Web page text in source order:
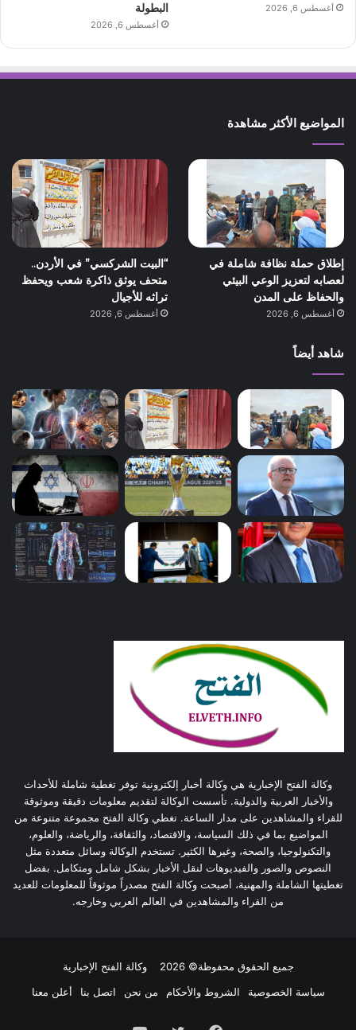
أغسطس 6, 2026
البطولة
أغسطس 6, 2026
المواضيع الأكثر مشاهدة
إطلاق حملة نظافة شاملة في
لعصابه لتعزيز الوعي البيئي
والحفاظ على المدن
أغسطس 6, 2026
“البيت الشركسي” في الأردن..
متحف يوثق ذاكرة شعب ويحفظ
تراثه للأجيال
أغسطس 6, 2026
شاهد أيضاً
وكالة الفتح الإخبارية هي وكالة أخبار إلكترونية توفر تغطية شاملة للأحداث
والأخبار العربية والدولية. تأسست الوكالة لتقديم معلومات دقيقة وموثوقة
للقراء والمشاهدين على مدار الساعة. تغطي وكالة الفتح مجموعة متنوعة من
المواضيع بما في ذلك السياسة، والاقتصاد، والثقافة، والرياضة، والعلوم،
والتكنولوجيا، والصحة، وغيرها الكثير. تستخدم الوكالة وسائل متعددة مثل
النصوص والصور والفيديوهات لنقل الأخبار بشكل شامل ومتكامل. بفضل
تغطيتها الشاملة والمهنية، أصبحت وكالة الفتح مصدراً موثوقاً للمعلومات للعديد
من القراء والمشاهدين في العالم العربي وخارجه.
جميع الحقوق محفوظة© 2026
وكالة الفتح الإخبارية
سياسة الخصوصية
الشروط والأحكام من نحن اتصل بنا أعلن معنا